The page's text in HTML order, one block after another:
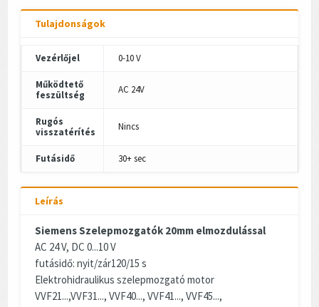
Tulajdonságok
Vezérlőjel 0-10 V
Működtető
feszültség
AC 24V
Rugós
visszatérítés
Nincs
Futásidő 30+ sec
Leírás
SiemensSzelepmozgatók 20mm elmozdulással
AC 24 V, DC 0...10 V
futásidő: nyit/zár120/15 s
Elektrohidraulikus szelepmozgató motor
VVF21...,VVF31..., VVF40..., VVF41..., VVF45...,